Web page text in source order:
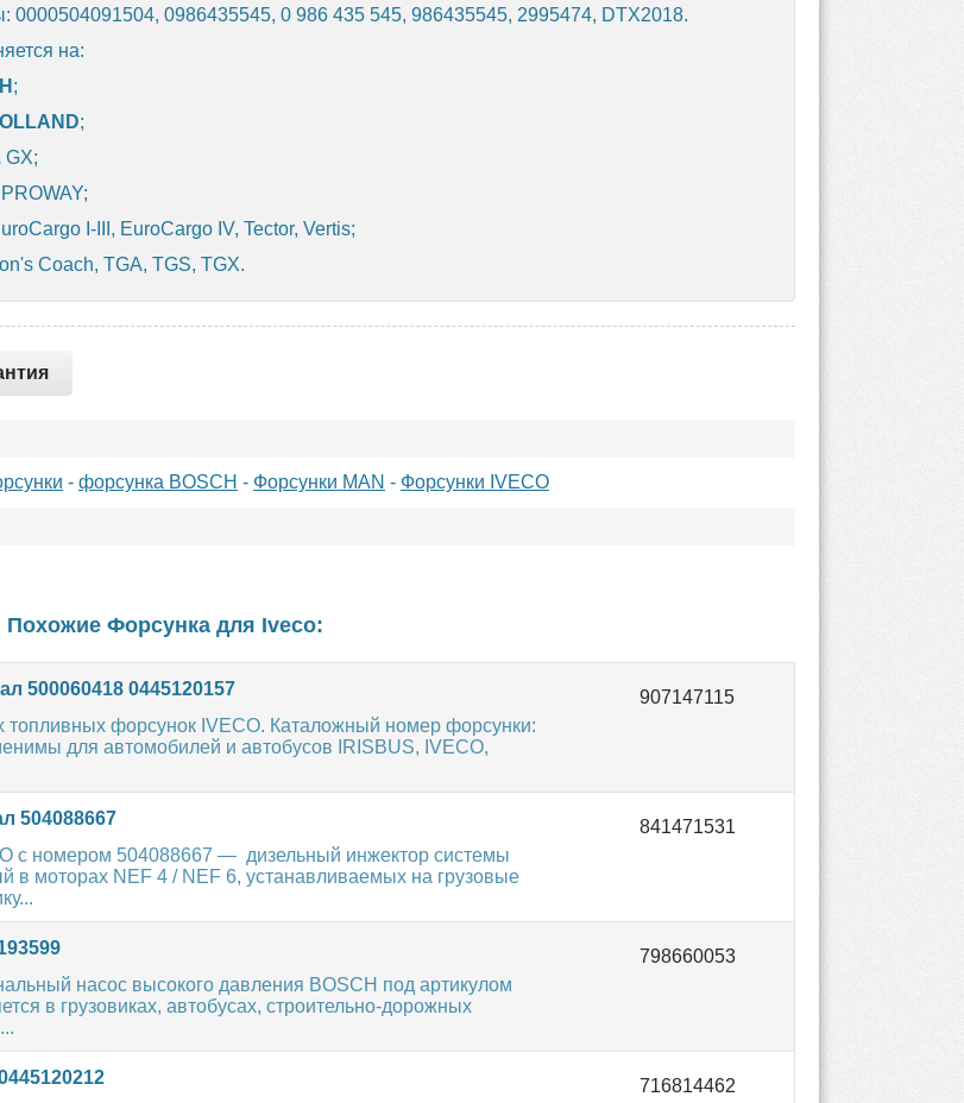
0000504091504, 0986435545, 0 986 435 545, 986435545, 2995474, DTX2018.
на:
;
;
GX;
PROWAY;
I-III, EuroCargo IV, Tector, Vertis;
Coach, TGA, TGS, TGX.
- форсунка BOSCH - Форсунки MAN - Форсунки IVECO
Похожие Форсунка для Iveco:
500060418 0445120157
топливных форсунок IVECO. Каталожный номер форсунки:
для автомобилей и автобусов IRISBUS, IVECO,
504088667
с номером 504088667 — дизельный инжектор системы
в моторах NEF 4 / NEF 6, устанавливаемых на грузовые
насос высокого давления BOSCH под артикулом
в грузовиках, автобусах, строительно-дорожных